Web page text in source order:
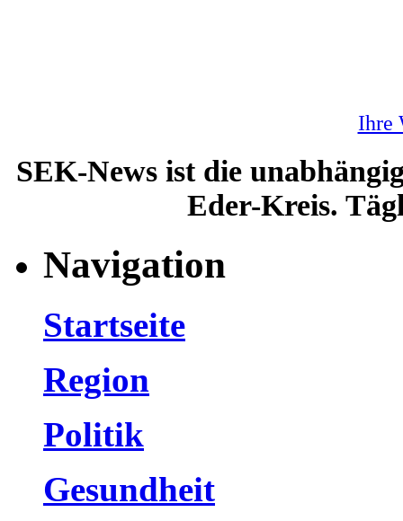
Ihre
SEK-News ist die
Eder-Kreis.
Navigation
Startseite
Region
Politik
Gesundheit